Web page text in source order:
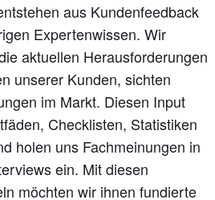
aus Kundenfeedback
Expertenwissen. Wir
aktuellen Herausforderungen
unserer Kunden, sichten
im Markt. Diesen Input
Checklisten, Statistiken
holen uns Fachmeinungen in
ein. Mit diesen
möchten wir ihnen fundierte